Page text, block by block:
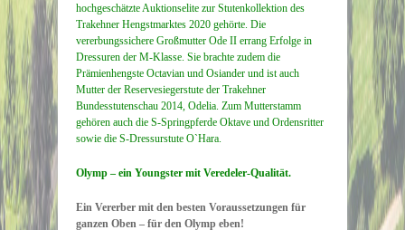
hochgeschätzte Auktionselite zur Stutenkollektion des
Trakehner Hengstmarktes 2020 gehörte. Die
vererbungssichere Großmutter Ode II errang Erfolge in
Dressuren der M-Klasse. Sie brachte zudem die
Prämienhengste Octavian und Osiander und ist auch
Mutter der Reservesiegerstute der Trakehner
Bundesstutenschau 2014, Odelia. Zum Mutterstamm
gehören auch die S-Springpferde Oktave und Ordensritter
sowie die S-Dressurstute O`Hara.
Olymp – ein Youngster mit Veredeler-Qualität.
Ein Vererber mit den besten Voraussetzungen für
ganzen Oben – für den Olymp eben!